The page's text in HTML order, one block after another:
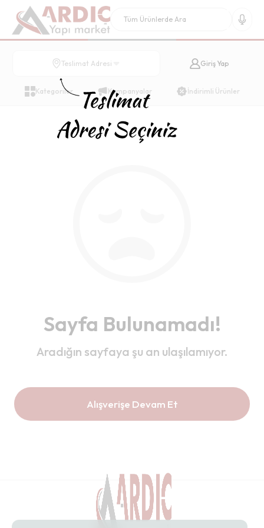
Teslimat Adresi Giriş Yap
Kategoriler Kampanyalar İndirimli Ürünler
Sayfa Bulunamadı!
Aradığın sayfaya şu an ulaşılamıyor.
Alışverişe Devam Et